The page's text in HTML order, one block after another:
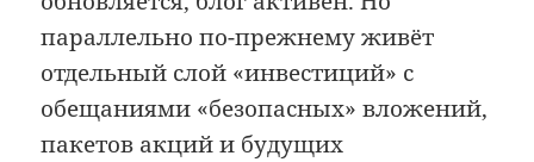
параллельно по-прежнему живёт
отдельный слой «инвестиций» с
обещаниями «безопасных» вложений,
пакетов акций и будущих